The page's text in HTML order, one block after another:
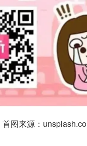
首图来源：